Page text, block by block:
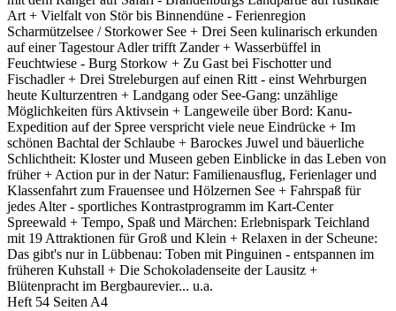
Art + Vielfalt von Stör bis Binnendüne - Ferienregion
Scharmützelsee / Storkower See + Drei Seen kulinarisch erkunden
auf einer Tagestour Adler trifft Zander + Wasserbüffel in
Feuchtwiese - Burg Storkow + Zu Gast bei Fischotter und
Fischadler + Drei Streleburgen auf einen Ritt - einst Wehrburgen
heute Kulturzentren + Landgang oder See-Gang: unzählige
Möglichkeiten fürs Aktivsein + Langeweile über Bord: Kanu-
Expedition auf der Spree verspricht viele neue Eindrücke + Im
schönen Bachtal der Schlaube + Barockes Juwel und bäuerliche
Schlichtheit: Kloster und Museen geben Einblicke in das Leben von
früher + Action pur in der Natur: Familienausflug, Ferienlager und
Klassenfahrt zum Frauensee und Hölzernen See + Fahrspaß für
jedes Alter - sportliches Kontrastprogramm im Kart-Center
Spreewald + Tempo, Spaß und Märchen: Erlebnispark Teichland
mit 19 Attraktionen für Groß und Klein + Relaxen in der Scheune:
Das gibt's nur in Lübbenau: Toben mit Pinguinen - entspannen im
früheren Kuhstall + Die Schokoladenseite der Lausitz +
Blütenpracht im Bergbaurevier... u.a.
Heft 54 Seiten A4